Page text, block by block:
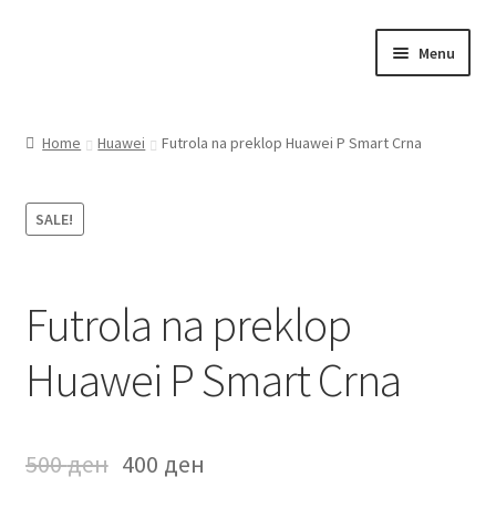
Menu
Blog
Детали за испорака
Кошничка
Home Huawei Futrola na preklop Huawei P Smart Crna
SALE!
Futrola na preklop
Huawei P Smart Crna
500ден 400 ден